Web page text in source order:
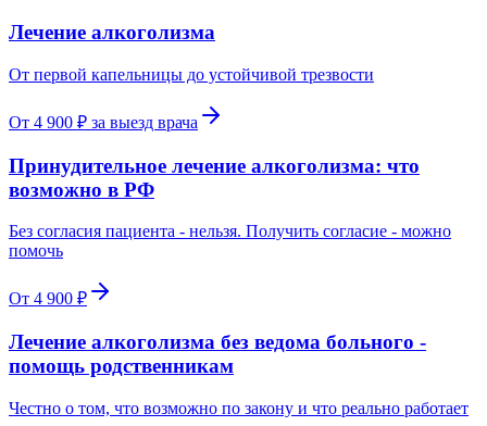
Лечение алкоголизма
От первой капельницы до устойчивой трезвости
От 4 900 ₽ за выезд врача
Принудительное лечение алкоголизма: что
возможно в РФ
Без согласия пациента - нельзя. Получить согласие - можно
помочь
От 4 900 ₽
Лечение алкоголизма без ведома больного -
помощь родственникам
Честно о том, что возможно по закону и что реально работает